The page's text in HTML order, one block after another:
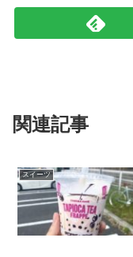
関連記事
スイーツ